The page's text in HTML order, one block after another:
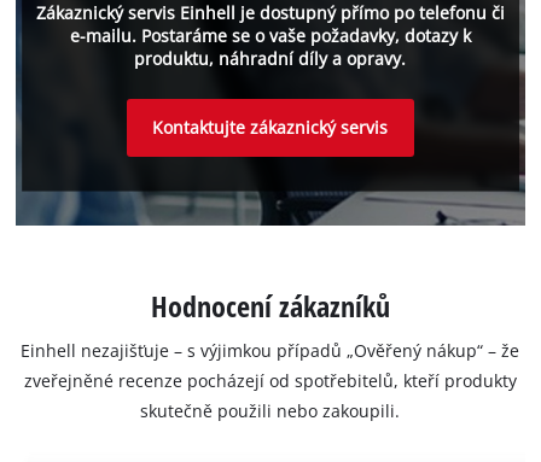
Zákaznický servis Einhell je dostupný přímo po telefonu či
e-mailu. Postaráme se o vaše požadavky, dotazy k
produktu, náhradní díly a opravy.
Kontaktujte zákaznický servis
Hodnocení zákazníků
Einhell nezajišťuje – s výjimkou případů „Ověřený nákup“ – že
zveřejněné recenze pocházejí od spotřebitelů, kteří produkty
skutečně použili nebo zakoupili.